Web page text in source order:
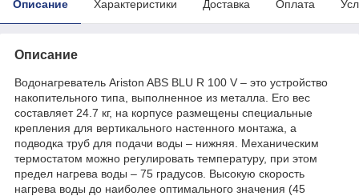
Описание Характеристики Доставка Оплата
Описание
Водонагреватель Ariston ABS BLU R 100 V – это устройство
накопительного типа, выполненное из металла. Его вес
составляет 24.7 кг, на корпусе размещены специальные
крепления для вертикального настенного монтажа, а
подводка труб для подачи воды – нижняя. Механическим
термостатом можно регулировать температуру, при этом
предел нагрева воды – 75 градусов. Высокую скорость
нагрева воды до наиболее оптимального значения (45